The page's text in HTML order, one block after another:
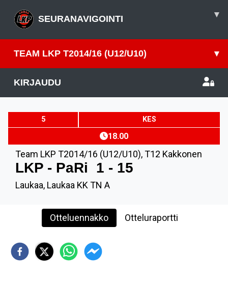
SEURANAVIGOINTI ▾
TEAM LKP T2014/16 (U12/U10) ▾
KIRJAUDU
5 KES
18.00
Team LKP T2014/16 (U12/U10),T12 Kakkonen
LKP - PaRi 1 - 15
Laukaa, Laukaa KK TN A
Otteluennakko Otteluraportti